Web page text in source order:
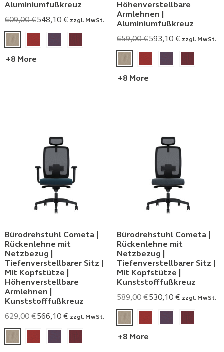
Aluminiumfußkreuz
609,00€548,10 € zzgl. MwSt.
+8 More
Höhenverstellbare
Armlehnen |
Aluminiumfußkreuz
659,00€593,10 € zzgl. MwSt.
+8 More
Bürodrehstuhl Cometa |
Rückenlehne mit
Netzbezug |
Tiefenverstellbarer Sitz |
Mit Kopfstütze |
Höhenverstellbare
Armlehnen |
Kunststofffußkreuz
629,00€566,10 € zzgl. MwSt.
Bürodrehstuhl Cometa |
Rückenlehne mit
Netzbezug |
Tiefenverstellbarer Sitz |
Mit Kopfstütze |
Kunststofffußkreuz
589,00€530,10 € zzgl. MwSt.
+8 More